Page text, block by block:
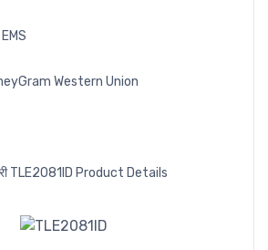
EMS
Western Union
TLE2081ID Product Details